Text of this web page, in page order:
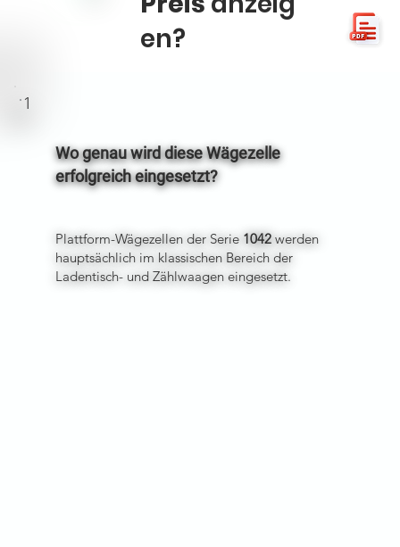
1
Wo genau wird diese Wägezelle
erfolgreich eingesetzt?
Plattform-Wägezellen der Serie 1042werden
hauptsächlich im klassischen Bereich der
Ladentisch- und Zählwaagen eingesetzt.
en?